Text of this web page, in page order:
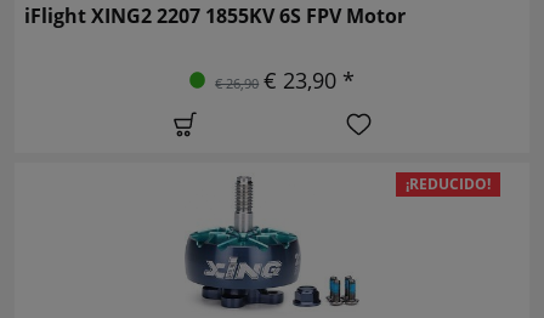
iFlight XING2 2207 1855KV 6S FPV Motor
€ 26,90 € 23,90 *
¡REDUCIDO!